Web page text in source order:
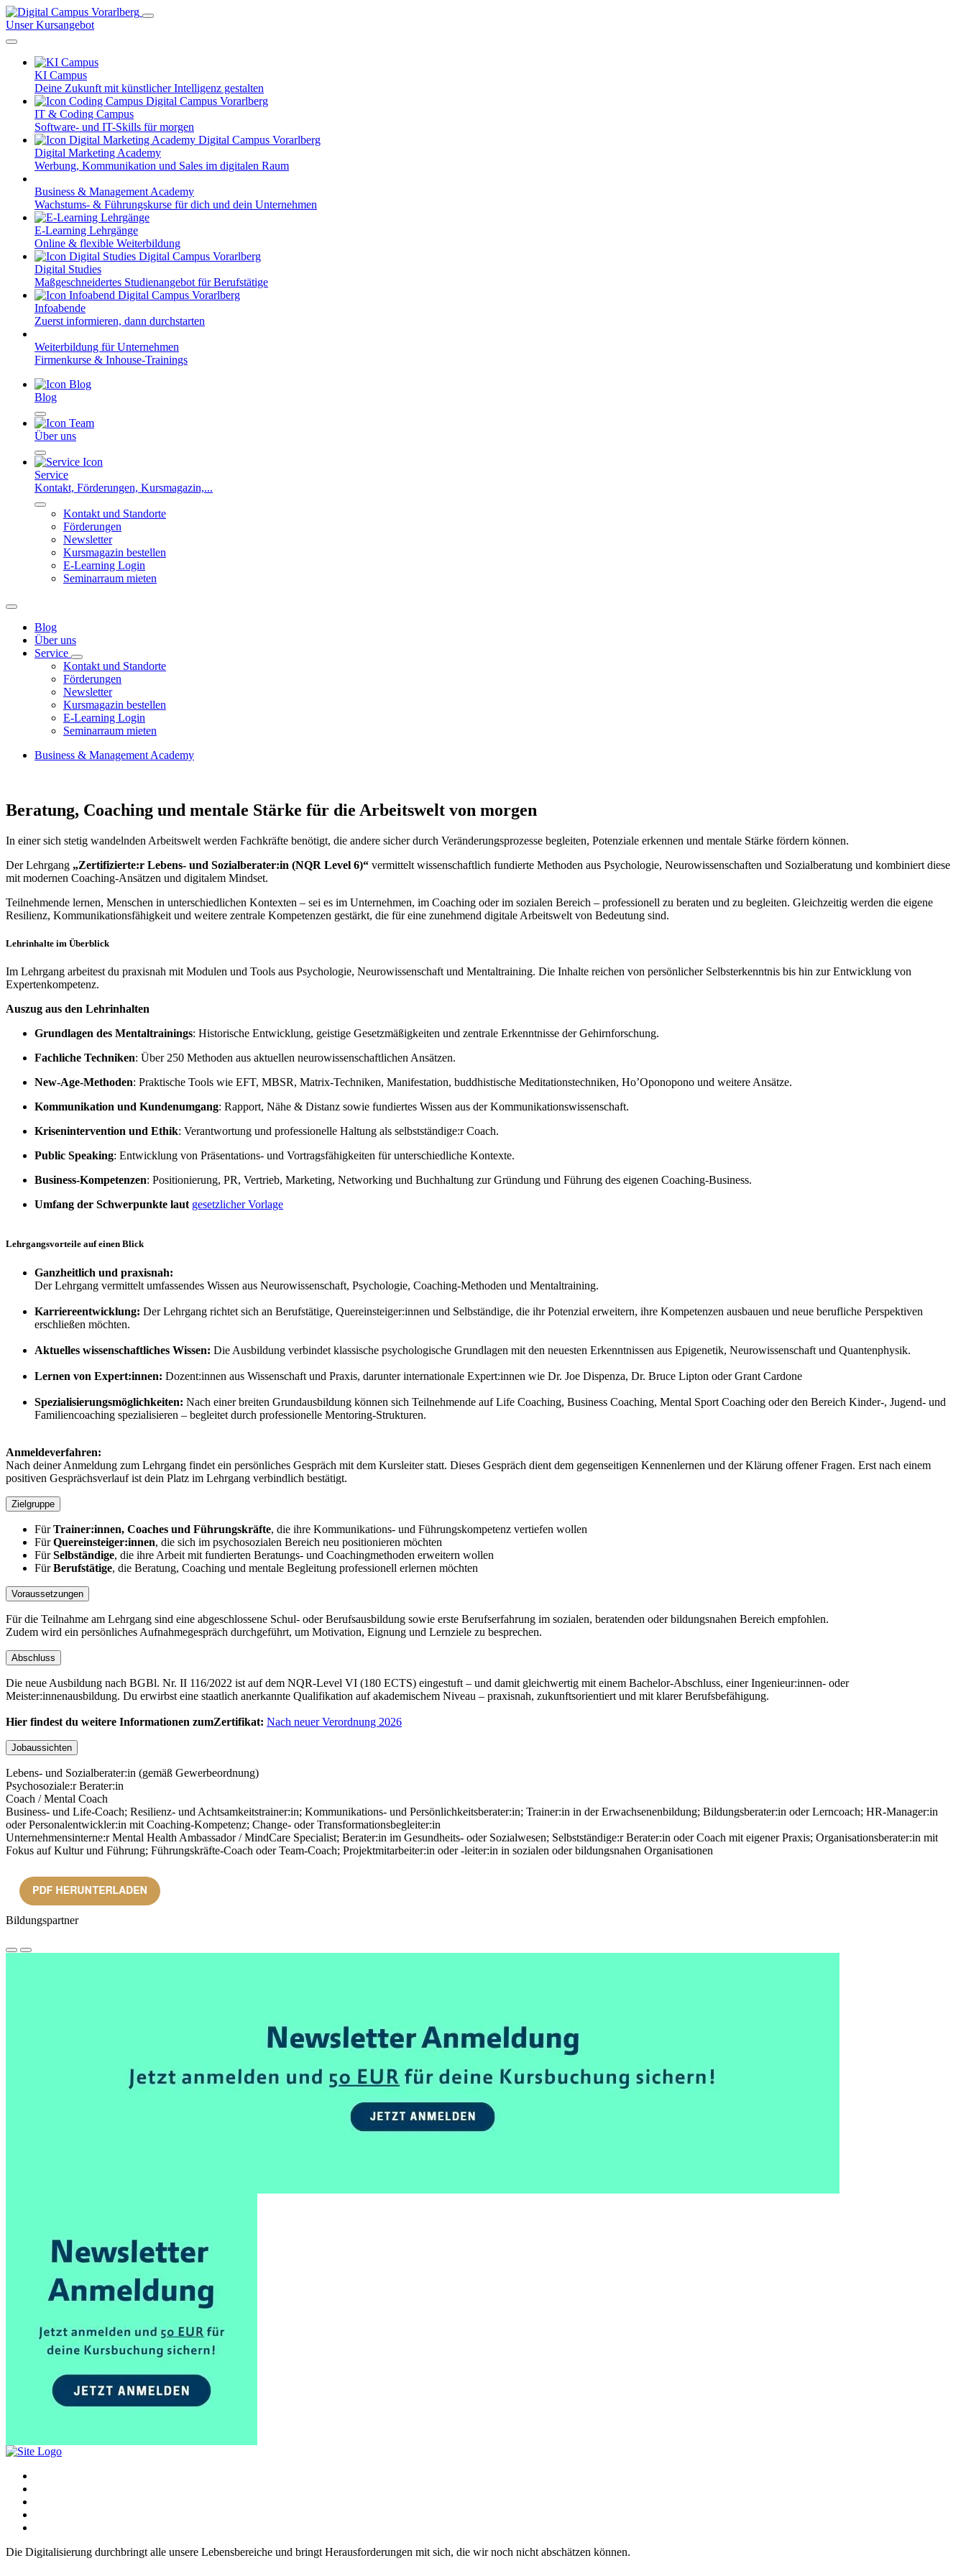
Unser Kursangebot
KI Campus
Deine Zukunft mit künstlicher Intelligenz gestalten
IT & Coding Campus
Software- und IT-Skills für morgen
Digital Marketing Academy
Werbung, Kommunikation und Sales im digitalen Raum
Business & Management Academy
Wachstums- & Führungskurse für dich und dein Unternehmen
E-Learning Lehrgänge
Online & flexible Weiterbildung
Digital Studies
Maßgeschneidertes Studienangebot für Berufstätige
Infoabende
Zuerst informieren, dann durchstarten
Weiterbildung für Unternehmen
Firmenkurse & Inhouse-Trainings
Blog
Über uns
Service
Kontakt, Förderungen, Kursmagazin,...
Kontakt und Standorte
Förderungen
Newsletter
Kursmagazin bestellen
E-Learning Login
Seminarraum mieten
Blog
Über uns
Service
Kontakt und Standorte
Förderungen
Newsletter
Kursmagazin bestellen
E-Learning Login
Seminarraum mieten
Business & Management Academy
Beratung, Coaching und mentale Stärke für die Arbeitswelt von morgen
In einer sich stetig wandelnden Arbeitswelt werden Fachkräfte benötigt, die andere sicher durch Veränderungsprozesse begleiten, Potenziale erkennen und mentale Stärke fördern können.
Der Lehrgang „Zertifizierte:r Lebens- und Sozialberater:in (NQR Level 6)“ vermittelt wissenschaftlich fundierte Methoden aus Psychologie, Neurowissenschaften und Sozialberatung und kombiniert diese
mit modernen Coaching-Ansätzen und digitalem Mindset.
Teilnehmende lernen, Menschen in unterschiedlichen Kontexten – sei es im Unternehmen, im Coaching oder im sozialen Bereich – professionell zu beraten und zu begleiten. Gleichzeitig werden die eigene
Resilienz, Kommunikationsfähigkeit und weitere zentrale Kompetenzen gestärkt, die für eine zunehmend digitale Arbeitswelt von Bedeutung sind.
Lehrinhalte im Überblick
Im Lehrgang arbeitest du praxisnah mit Modulen und Tools aus Psychologie, Neurowissenschaft und Mentaltraining. Die Inhalte reichen von persönlicher Selbsterkenntnis bis hin zur Entwicklung von
Expertenkompetenz.
Auszug aus den Lehrinhalten
Grundlagen des Mentaltrainings: Historische Entwicklung, geistige Gesetzmäßigkeiten und zentrale Erkenntnisse der Gehirnforschung.
Fachliche Techniken: Über 250 Methoden aus aktuellen neurowissenschaftlichen Ansätzen.
New-Age-Methoden: Praktische Tools wie EFT, MBSR, Matrix-Techniken, Manifestation, buddhistische Meditationstechniken, Ho’Oponopono und weitere Ansätze.
Kommunikation und Kundenumgang: Rapport, Nähe & Distanz sowie fundiertes Wissen aus der Kommunikationswissenschaft.
Krisenintervention und Ethik: Verantwortung und professionelle Haltung als selbstständige:r Coach.
Public Speaking: Entwicklung von Präsentations- und Vortragsfähigkeiten für unterschiedliche Kontexte.
Business-Kompetenzen: Positionierung, PR, Vertrieb, Marketing, Networking und Buchhaltung zur Gründung und Führung des eigenen Coaching-Business.
Umfang der Schwerpunkte laut gesetzlicher Vorlage
Lehrgangsvorteile auf einen Blick
Ganzheitlich und praxisnah:
Der Lehrgang vermittelt umfassendes Wissen aus Neurowissenschaft, Psychologie, Coaching-Methoden und Mentaltraining.
Karriereentwicklung: Der Lehrgang richtet sich an Berufstätige, Quereinsteiger:innen und Selbständige, die ihr Potenzial erweitern, ihre Kompetenzen ausbauen und neue berufliche Perspektiven
erschließen möchten.
Aktuelles wissenschaftliches Wissen: Die Ausbildung verbindet klassische psychologische Grundlagen mit den neuesten Erkenntnissen aus Epigenetik, Neurowissenschaft und Quantenphysik.
Lernen von Expert:innen: Dozent:innen aus Wissenschaft und Praxis, darunter internationale Expert:innen wie Dr. Joe Dispenza, Dr. Bruce Lipton oder Grant Cardone
Spezialisierungsmöglichkeiten: Nach einer breiten Grundausbildung können sich Teilnehmende auf Life Coaching, Business Coaching, Mental Sport Coaching oder den Bereich Kinder-, Jugend- und
Familiencoaching spezialisieren – begleitet durch professionelle Mentoring-Strukturen.
Anmeldeverfahren:
Nach deiner Anmeldung zum Lehrgang findet ein persönliches Gespräch mit dem Kursleiter statt. Dieses Gespräch dient dem gegenseitigen Kennenlernen und der Klärung offener Fragen. Erst nach einem
positiven Gesprächsverlauf ist dein Platz im Lehrgang verbindlich bestätigt.
Zielgruppe
FürTrainer:innen, Coaches und Führungskräfte, die ihre Kommunikations- und Führungskompetenz vertiefen wollen
FürQuereinsteiger:innen, die sich im psychosozialen Bereich neu positionieren möchten
FürSelbständige, die ihre Arbeit mit fundierten Beratungs- und Coachingmethoden erweitern wollen
FürBerufstätige, die Beratung, Coaching und mentale Begleitung professionell erlernen möchten
Voraussetzungen
Für die Teilnahme am Lehrgang sind eine abgeschlossene Schul- oder Berufsausbildung sowie erste Berufserfahrung im sozialen, beratenden oder bildungsnahen Bereich empfohlen.
Zudem wird ein persönliches Aufnahmegespräch durchgeführt, um Motivation, Eignung und Lernziele zu besprechen.
Abschluss
Die neue Ausbildung nach BGBl. Nr. II 116/2022 ist auf dem NQR-Level VI (180 ECTS) eingestuft – und damit gleichwertig mit einem Bachelor-Abschluss, einer Ingenieur:innen- oder
Meister:innenausbildung. Du erwirbst eine staatlich anerkannte Qualifikation auf akademischem Niveau – praxisnah, zukunftsorientiert und mit klarer Berufsbefähigung.
Hier findest du weitere Informationen zumZertifikat: Nach neuer Verordnung 2026
Jobaussichten
Lebens- und Sozialberater:in (gemäß Gewerbeordnung)
Psychosoziale:r Berater:in
Coach / Mental Coach
Business- und Life-Coach; Resilienz- und Achtsamkeitstrainer:in; Kommunikations- und Persönlichkeitsberater:in; Trainer:in in der Erwachsenenbildung; Bildungsberater:in oder Lerncoach; HR-Manager:in
oder Personalentwickler:in mit Coaching-Kompetenz; Change- oder Transformationsbegleiter:in
Unternehmensinterne:r Mental Health Ambassador / MindCare Specialist; Berater:in im Gesundheits- oder Sozialwesen; Selbstständige:r Berater:in oder Coach mit eigener Praxis; Organisationsberater:in mit
Fokus auf Kultur und Führung; Führungskräfte-Coach oder Team-Coach; Projektmitarbeiter:in oder -leiter:in in sozialen oder bildungsnahen Organisationen
Bildungspartner
Die Digitalisierung durchbringt alle unsere Lebensbereiche und bringt Herausforderungen mit sich, die wir noch nicht abschätzen können.